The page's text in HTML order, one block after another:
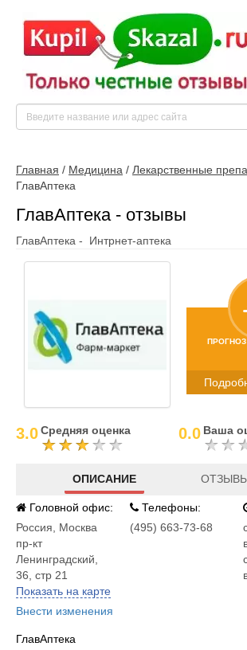
Главная / Медицина / Лекарственные
ГлавАптека
ГлавАптека - отзывы
ГлавАптека - Интрнет-аптека
3.0Средняя оценка 0.0 Ваша
ОПИСАНИЕ
Головной офис:
Россия
Москва
пр-кт
Ленинградский,
36, стр 21
Показать на карте
Внести изменения
Телефоны:
(495) 663-73-68
ГлавАптека